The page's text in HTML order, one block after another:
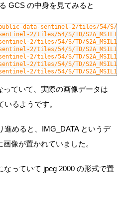
GCS の中身を見てみると
data-sentinel-2/tiles/54/S/TD/
2/tiles/54/S/TD/
2/tiles/54/S/TD/
2/tiles/54/S/TD/
2/tiles/54/S/TD/
2/tiles/54/S/TD/
2/tiles/54/S/TD/
っていて、実際の画像データは
るようです。
進めると、IMG_DATA というデ
像が置かれていました。
なっていて jpeg 2000 の形式で置